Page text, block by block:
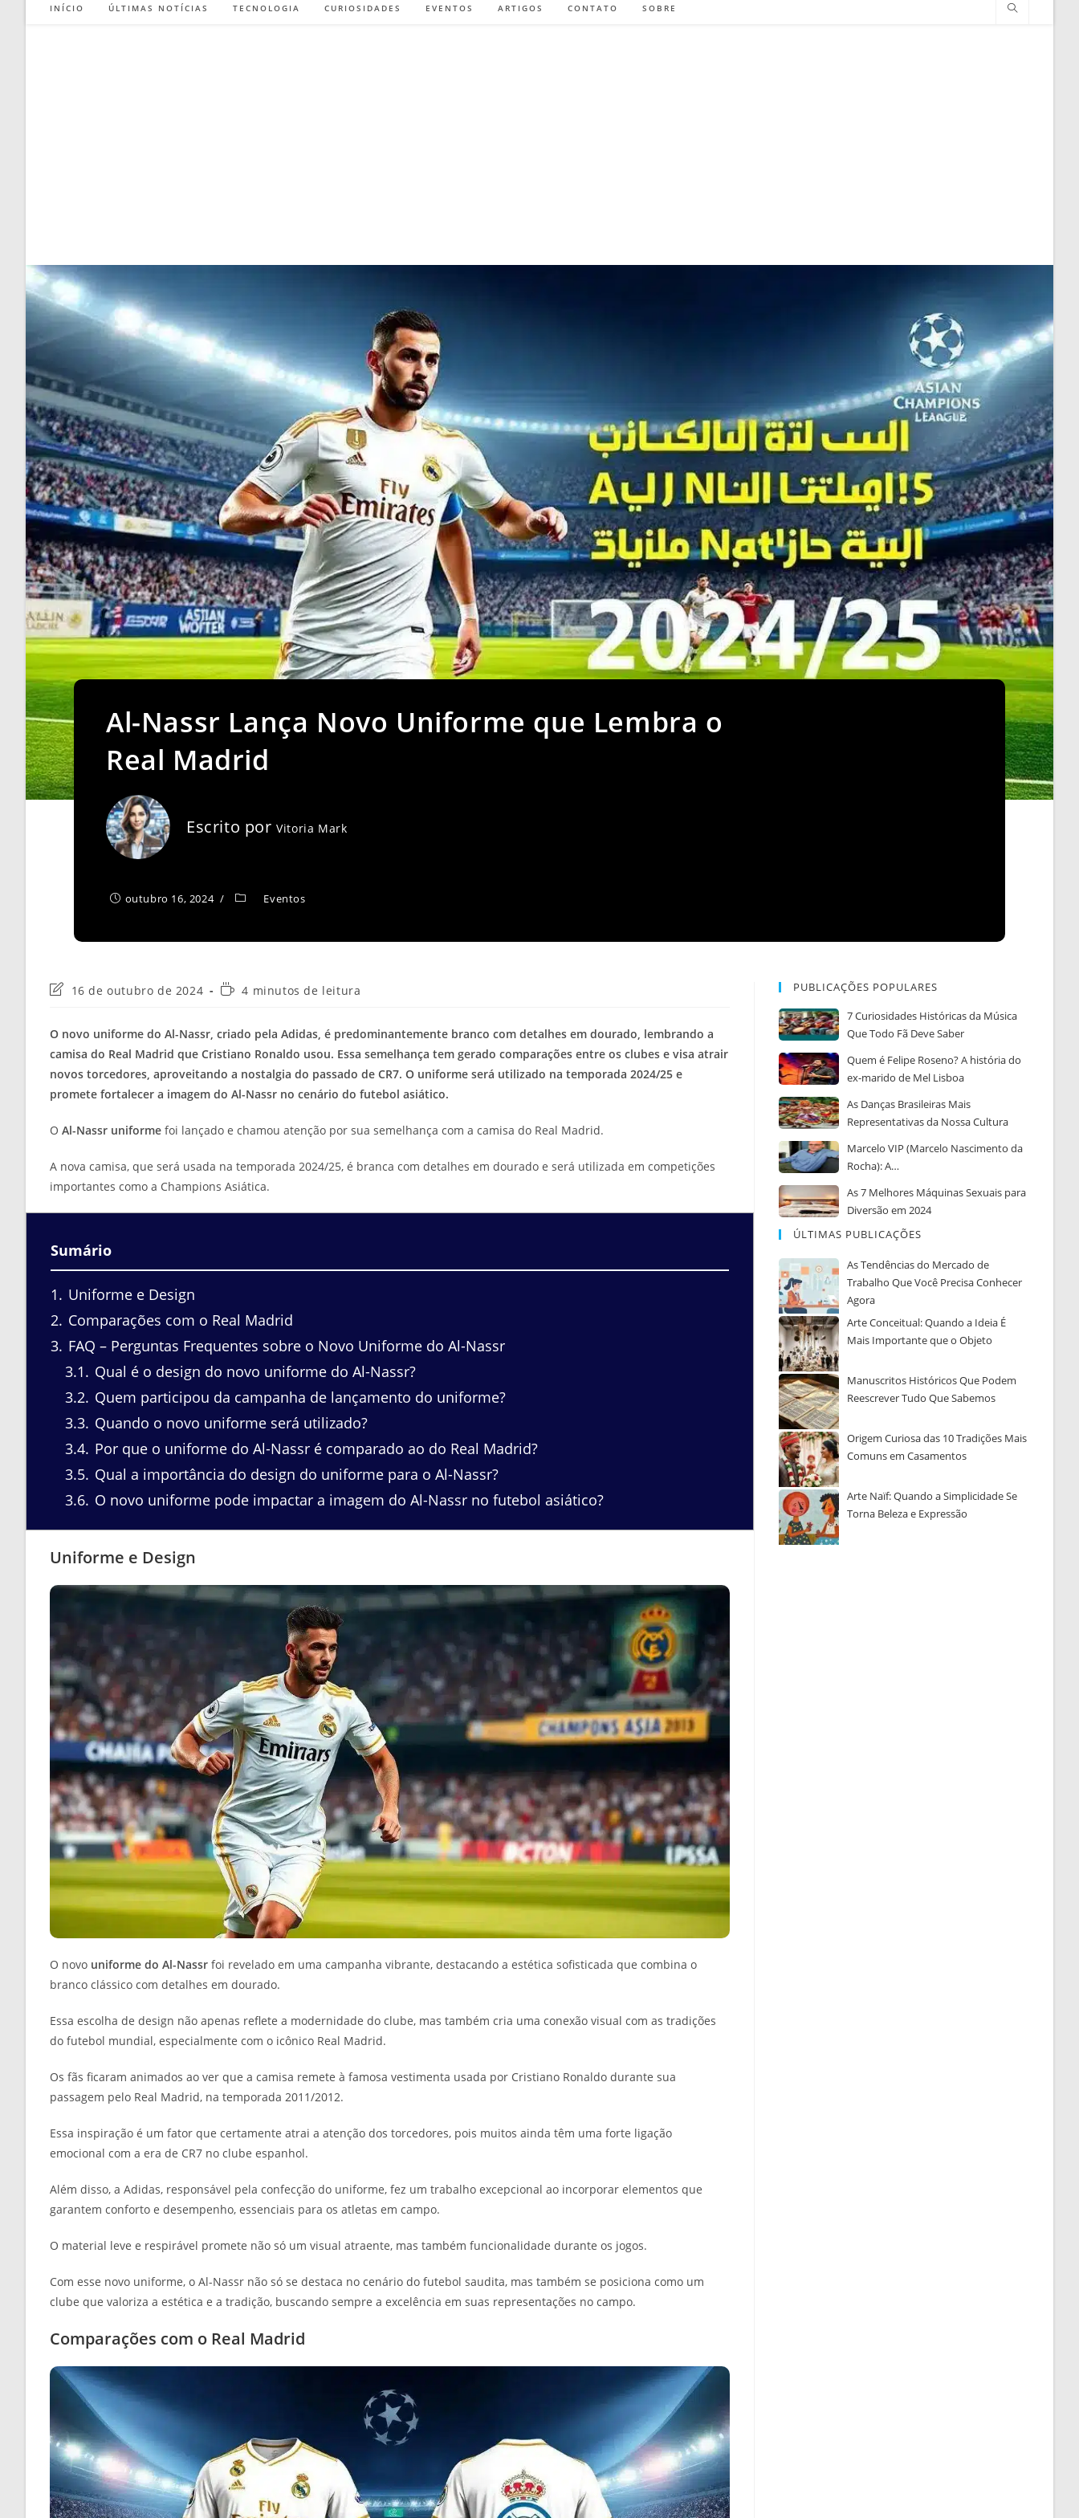
INÍCIO ÚLTIMAS NOTÍCIAS TECNOLOGIA CURIOSIDADES EVENTOS ARTIGOS CONTATO SOBRE
Al-Nassr Lança Novo Uniforme que Lembra o
Real Madrid
Escrito porVitoria Mark
outubro 16, 2024 Eventos
Última
post:
16 de outubro de 2024
Tempo4 minutos de leitura
O novo uniforme do Al-Nassr, criado pela Adidas, é predominantemente branco com detalhes em dourado, lembrando a
camisa do Real Madrid que Cristiano Ronaldo usou. Essa semelhança tem gerado comparações entre os clubes e visa atrair
novos torcedores, aproveitando a nostalgia do passado de CR7. O uniforme será utilizado na temporada 2024/25 e
promete fortalecer a imagem do Al-Nassr no cenário do futebol asiático.
O Al-Nassr uniforme foi lançado e chamou atenção por sua semelhança com a camisa do Real Madrid.
A nova camisa, que será usada na temporada 2024/25, é branca com detalhes em dourado e será utilizada em competições
importantes como a Champions Asiática.
Sumário
1
Uniforme e Design
2 Comparações com o Real Madrid
3 FAQ – Perguntas Frequentes sobre o Novo Uniforme do Al-Nassr
3.1
Qual é o design do novo uniforme do Al-Nassr?
3.2 Quem participou da campanha de lançamento do uniforme?
3.3 Quando o novo uniforme será utilizado?
3.4 Por que o uniforme do Al-Nassr é comparado ao do Real Madrid?
3.5 Qual a importância do design do uniforme para o Al-Nassr?
3.6 O novo uniforme pode impactar a imagem do Al-Nassr no futebol asiático?
Uniforme e Design
O novo uniforme do Al-Nassr foi revelado em uma campanha vibrante, destacando a estética sofisticada que combina o
branco clássico com detalhes em dourado.
Essa escolha de design não apenas reflete a modernidade do clube, mas também cria uma conexão visual com as tradições
do futebol mundial, especialmente com o icônico Real Madrid.
Os fãs ficaram animados ao ver que a camisa remete à famosa vestimenta usada por Cristiano Ronaldo durante sua
passagem pelo Real Madrid, na temporada 2011/2012.
Essa inspiração é um fator que certamente atrai a atenção dos torcedores, pois muitos ainda têm uma forte ligação
emocional com a era de CR7 no clube espanhol.
Além disso, a Adidas, responsável pela confecção do uniforme, fez um trabalho excepcional ao incorporar elementos que
garantem conforto e desempenho, essenciais para os atletas em campo.
O material leve e respirável promete não só um visual atraente, mas também funcionalidade durante os jogos.
Com esse novo uniforme, o Al-Nassr não só se destaca no cenário do futebol saudita, mas também se posiciona como um
clube que valoriza a estética e a tradição, buscando sempre a excelência em suas representações no campo.
Comparações com o Real Madrid
PUBLICAÇÕES POPULARES
7 Curiosidades Históricas da Música
Que Todo Fã Deve Saber
Quem é Felipe Roseno? A história do
ex-marido de Mel Lisboa
As Danças Brasileiras Mais
Representativas da Nossa Cultura
Marcelo VIP (Marcelo Nascimento da
Rocha): A…
As 7 Melhores Máquinas Sexuais para
Diversão em 2024
ÚLTIMAS PUBLICAÇÕES
As Tendências do Mercado de
Trabalho Que Você Precisa Conhecer
Agora
Arte Conceitual: Quando a Ideia É
Mais Importante que o Objeto
Manuscritos Históricos Que Podem
Reescrever Tudo Que Sabemos
Origem Curiosa das 10 Tradições Mais
Comuns em Casamentos
Arte Naïf: Quando a Simplicidade Se
Torna Beleza e Expressão